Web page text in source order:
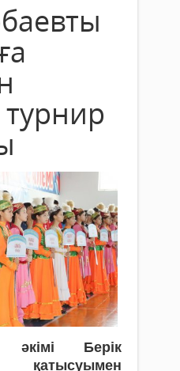
турнир
әкімі Берік
қатысуымен